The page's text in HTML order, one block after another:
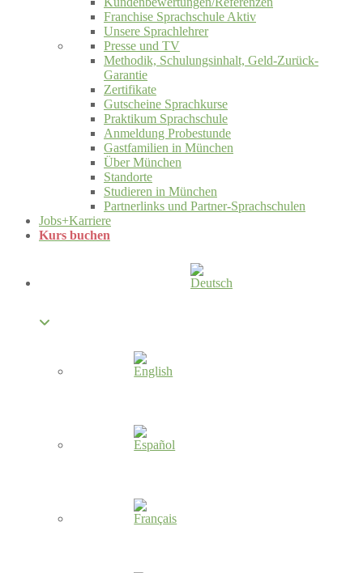
Franchise Sprachschule Aktiv
Unsere Sprachlehrer
Presse und TV
Methodik, Schulungsinhalt, Geld-Zurück-
Garantie
Zertifikate
Gutscheine Sprachkurse
Praktikum Sprachschule
Anmeldung Probestunde
Gastfamilien in München
Über München
Standorte
Studieren in München
Partnerlinks und Partner-Sprachschulen
Jobs+Karriere
Kurs buchen